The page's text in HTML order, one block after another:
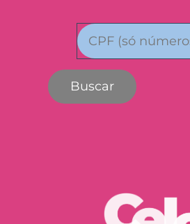
Buscar